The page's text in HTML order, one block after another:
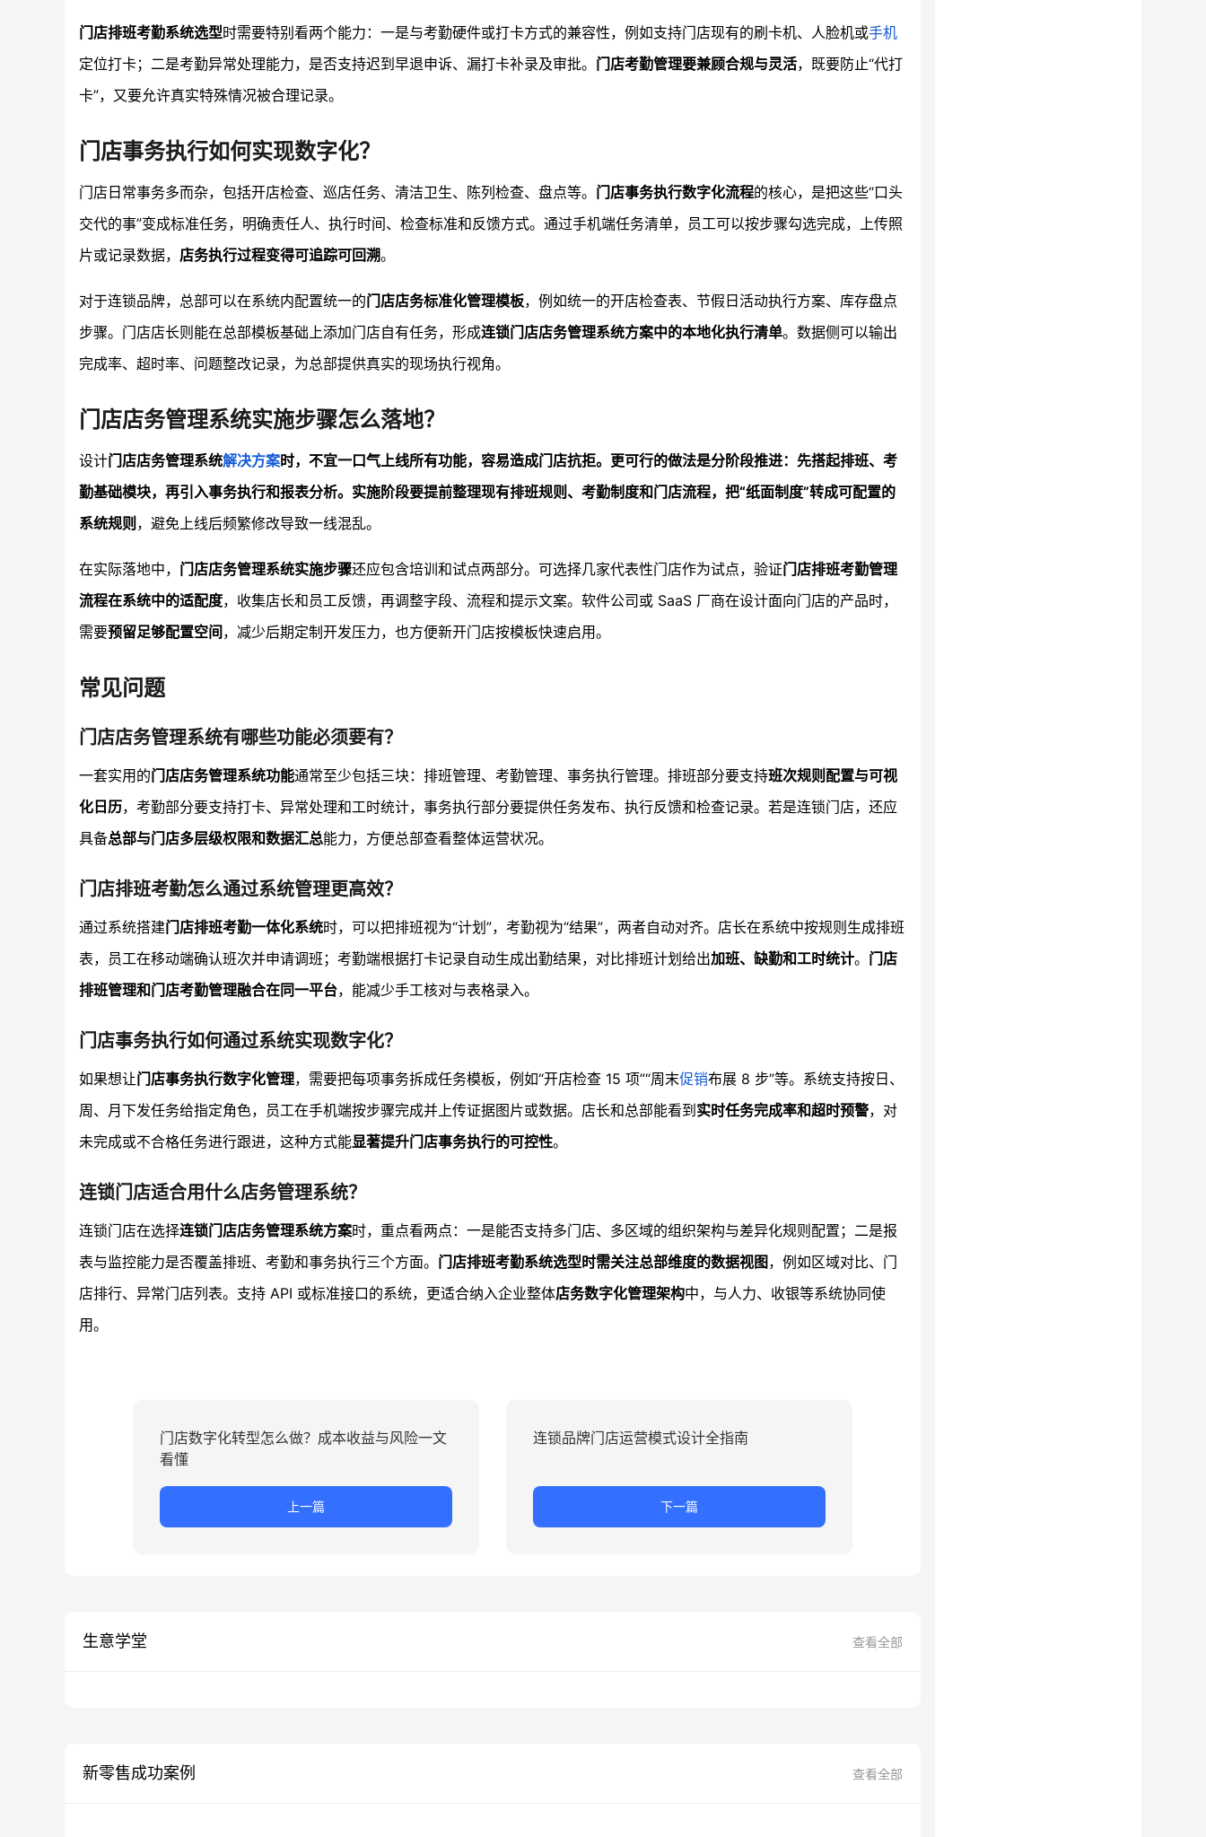
门店排班考勤系统选型时需要特别看两个能力：一是与考勤硬件或打卡方式的兼容性，例如支持门店现有的刷卡机、人脸机或手机
定位打卡；二是考勤异常处理能力，是否支持迟到早退申诉、漏打卡补录及审批。 门店考勤管理要兼顾合规与灵活，既要防止“代打
卡”，又要允许真实特殊情况被合理记录。
门店事务执行如何实现数字化？
门店日常事务多而杂，包括开店检查、巡店任务、清洁卫生、陈列检查、盘点等。 门店事务执行数字化流程的核心，是把这些“口头
交代的事”变成标准任务，明确责任人、执行时间、检查标准和反馈方式。通过手机端任务清单，员工可以按步骤勾选完成，上传照
片或记录数据， 店务执行过程变得可追踪可回溯。
对于连锁品牌，总部可以在系统内配置统一的门店店务标准化管理模板，例如统一的开店检查表、节假日活动执行方案、库存盘点
步骤。门店店长则能在总部模板基础上添加门店自有任务，形成连锁门店店务管理系统方案中的本地化执行清单。数据侧可以输出
完成率、超时率、问题整改记录，为总部提供真实的现场执行视角。
门店店务管理系统实施步骤怎么落地？
设计门店店务管理系统解决方案时，不宜一口气上线所有功能，容易造成门店抗拒。更可行的做法是分阶段推进：先搭起排班、考
勤基础模块，再引入事务执行和报表分析。实施阶段要提前整理现有排班规则、考勤制度和门店流程，把“纸面制度”转成可配置的
系统规则 ，避免上线后频繁修改导致一线混乱。
在实际落地中， 门店店务管理系统实施步骤还应包含培训和试点两部分。可选择几家代表性门店作为试点，验证门店排班考勤管理
流程在系统中的适配度，收集店长和员工反馈，再调整字段、流程和提示文案。软件公司或 SaaS 厂商在设计面向门店的产品时，
需要预留足够配置空间 ，减少后期定制开发压力，也方便新开门店按模板快速启用。
常见问题
门店店务管理系统有哪些功能必须要有？
一套实用的门店店务管理系统功能通常至少包括三块：排班管理、考勤管理、事务执行管理。排班部分要支持班次规则配置与可视
化日历，考勤部分要支持打卡、异常处理和工时统计，事务执行部分要提供任务发布、执行反馈和检查记录。若是连锁门店，还应
具备总部与门店多层级权限和数据汇总能力，方便总部查看整体运营状况。
门店排班考勤怎么通过系统管理更高效？
通过系统搭建门店排班考勤一体化系统时，可以把排班视为“计划”，考勤视为“结果”，两者自动对齐。店长在系统中按规则生成排班
表，员工在移动端确认班次并申请调班；考勤端根据打卡记录自动生成出勤结果，对比排班计划给出加班、缺勤和工时统计。 门店
排班管理和门店考勤管理融合在同一平台，能减少手工核对与表格录入。
门店事务执行如何通过系统实现数字化？
如果想让门店事务执行数字化管理，需要把每项事务拆成任务模板，例如“开店检查 15 项”“周末促销布展 8 步”等。系统支持按日、
周、月下发任务给指定角色，员工在手机端按步骤完成并上传证据图片或数据。店长和总部能看到实时任务完成率和超时预警，对
未完成或不合格任务进行跟进，这种方式能显著提升门店事务执行的可控性。
连锁门店适合用什么店务管理系统？
连锁门店在选择连锁门店店务管理系统方案时，重点看两点：一是能否支持多门店、多区域的组织架构与差异化规则配置；二是报
表与监控能力是否覆盖排班、考勤和事务执行三个方面。 门店排班考勤系统选型时需关注总部维度的数据视图，例如区域对比、门
店排行、异常门店列表。支持 API 或标准接口的系统，更适合纳入企业整体店务数字化管理架构中，与人力、收银等系统协同使
用。
门店数字化转型怎么做？成本收益与风险一文
看懂
上一篇
连锁品牌门店运营模式设计全指南
下一篇
生意学堂 查看全部
新零售成功案例 查看全部